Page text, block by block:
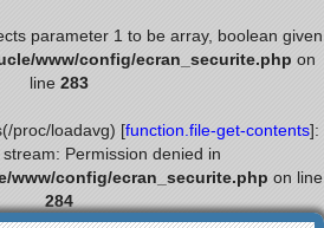
parameter 1 to be array, boolean given
www/config/ecran_securite.php on
line 283
proc/loadavg) [function.file-get-contents]:
Permission denied in
www/config/ecran_securite.php on line
284